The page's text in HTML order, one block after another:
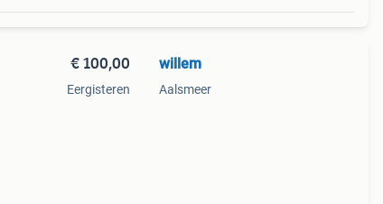
€ 100,00
Eergisteren
willem
Aalsmeer